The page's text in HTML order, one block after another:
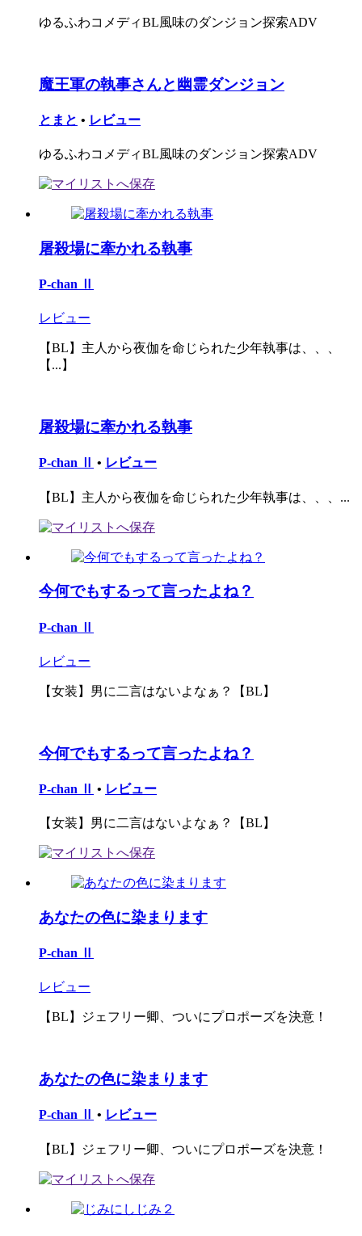
ゆるふわコメディBL風味のダンジョン探索ADV
魔王軍の執事さんと幽霊ダンジョン
とまと • レビュー
ゆるふわコメディBL風味のダンジョン探索ADV
屠殺場に牽かれる執事
P-chan Ⅱ
レビュー
【BL】主人から夜伽を命じられた少年執事は、、、
【...】
屠殺場に牽かれる執事
P-chan Ⅱ • レビュー
【BL】主人から夜伽を命じられた少年執事は、、、...
今何でもするって言ったよね？
P-chan Ⅱ
レビュー
【女装】男に二言はないよなぁ？【BL】
今何でもするって言ったよね？
P-chan Ⅱ • レビュー
【女装】男に二言はないよなぁ？【BL】
あなたの色に染まります
P-chan Ⅱ
レビュー
【BL】ジェフリー卿、ついにプロポーズを決意！
あなたの色に染まります
P-chan Ⅱ • レビュー
【BL】ジェフリー卿、ついにプロポーズを決意！